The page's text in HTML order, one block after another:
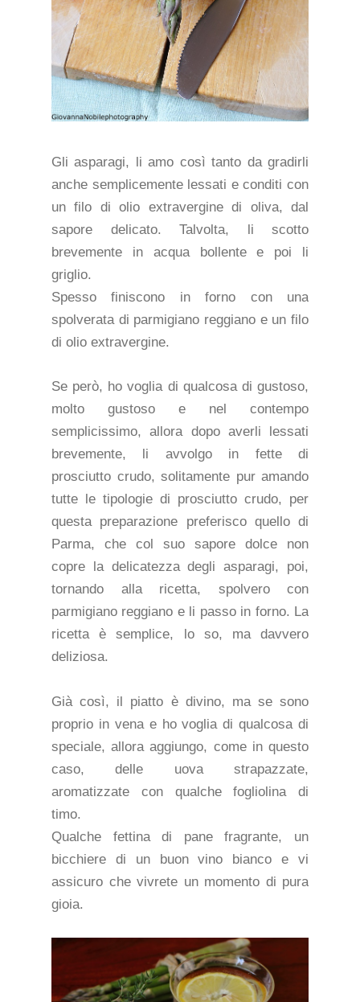
Gli asparagi, li amo così tanto da gradirli
anche semplicemente lessati e conditi con
un filo di olio extravergine di oliva, dal
sapore delicato. Talvolta, li scotto
brevemente in acqua bollente e poi li
griglio.
Spesso finiscono in forno con una
spolverata di parmigiano reggiano e un filo
di olio extravergine.
Se però, ho voglia di qualcosa di gustoso,
molto gustoso e nel contempo
semplicissimo, allora dopo averli lessati
brevemente, li avvolgo in fette di
prosciutto crudo, solitamente pur amando
tutte le tipologie di prosciutto crudo, per
questa preparazione preferisco quello di
Parma, che col suo sapore dolce non
copre la delicatezza degli asparagi, poi,
tornando alla ricetta, spolvero con
parmigiano reggiano e li passo in forno. La
ricetta è semplice, lo so, ma davvero
deliziosa.
Già così, il piatto è divino, ma se sono
proprio in vena e ho voglia di qualcosa di
speciale, allora aggiungo, come in questo
caso, delle uova strapazzate,
aromatizzate con qualche fogliolina di
timo.
Qualche fettina di pane fragrante, un
bicchiere di un buon vino bianco e vi
assicuro che vivrete un momento di pura
gioia.